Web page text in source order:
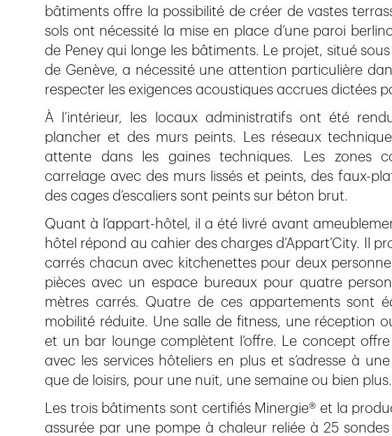
bâtiments offre la possibilité de créer de vastes
sols ont nécessité la mise en place d’une paroi
de Peney qui longe les bâtiments. Le projet, situé
de Genève, a nécessité une attention particulière
respecter les exigences acoustiques accrues dictées
À l’intérieur, les locaux administratifs ont été
plancher et des murs peints. Les réseaux
attente dans les gaines techniques. Les zones
carrelage avec des murs lissés et peints, des faux-
des cages d’escaliers sont peints sur béton brut.
Quant à l’appart-hôtel, il a été livré avant
hôtel répond au cahier des charges d’Appart’City. Il
carrés chacun avec kitchenettes pour deux
pièces avec un espace bureaux pour quatre
mètres carrés. Quatre de ces appartements sont
mobilité réduite. Une salle de fitness, une réception
et un bar lounge complètent l’offre. Le concept
avec les services hôteliers en plus et s’adresse à
que de loisirs, pour une nuit, une semaine ou bien plus.
Les trois bâtiments sont certifiés Minergie® et la
assurée par une pompe à chaleur reliée à 25